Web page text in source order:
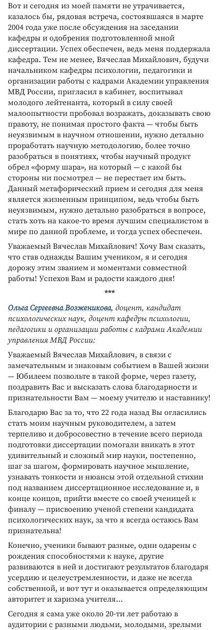
Вот и сегодня из моей памяти не утрачивается,
казалось бы, рядовая встреча, состоявшаяся в марте
2004 года уже после обсуждения на заседании
кафедры и одобрения подготовленной мной
диссертации. Успех обеспечен, ведь меня поддержала
кафедра. Тем не менее, Вячеслав Михайлович, будучи
начальником кафедры психологии, педагогики и
организации работы с кадрами Академии управления
МВД России, пригласил в кабинет, воспитывал
молодого лейтенанта, который в силу своей
малоопытности пробовал возражать, доказывать свою
правоту, не понимая простого факта — чтобы быть
неуязвимым в научном отношении, нужно детально
проработать научную методологию, более точно
разобраться в понятиях, чтобы научный продукт
обрел «форму шара», на который — с какой бы
стороны ни посмотрел — не перестает им быть.
Данный метафорический прием и сегодня для меня
является жизненным принципом, ведь чтобы быть
неуязвимым, нужно детально разобраться в вопросе,
стать хоть на какое-то время лучшим специалистом в
мире по данной проблеме, и тогда успех обеспечен.
Уважаемый Вячеслав Михайлович! Хочу Вам сказать,
что став однажды Вашим учеником, я и сегодня
дорожу этим званием и моментами совместной
работы! Успехов Вам и радости каждого дня!
***
Ольга Сергеевна Возженикова, доцент, кандидат
психологических наук, доцент кафедры психологии,
педагогики и организации работы с кадрами Академии
управления МВД России:
Уважаемый Вячеслав Михайлович, в связи с
замечательным и знаковым событием в Вашей жизни
— Юбилеем позвольте в такой форме, через газету,
поздравить Вас и высказать слова благодарности и
признательности Вам — моему учителю и наставнику!
Благодарю Вас за то, что 22 года назад Вы огласились
стать моим научным руководителем, а затем
терпеливо и добросовестно в течение всего периода
подготовки диссертации помогали вникать в этот
удивительный и сложный мир науки, постепенно,
шаг за шагом, формировать научное мышление,
узнавать тонкости и нюансы этой отдельной стихии
под названием диссертационное исследование и, в
конце концов, прийти вместе со своей ученицей к
финалу — присвоению ученой степени кандидата
психологических наук, за что я всегда остаюсь Вам
признательна!
Конечно, ученики бывают разные, одни одарены с
рождения способностями к науке, другие
развиваются в ней и достигают результатов благодаря
усердию и целеустремленности, и даже не всегда
собственной, и вот тут и оказывается определяющим
авторитет и харизма учителя…
Сегодня я сама уже около 20-ти лет работаю в
аудитории с разными людьми, молодыми, зрелыми